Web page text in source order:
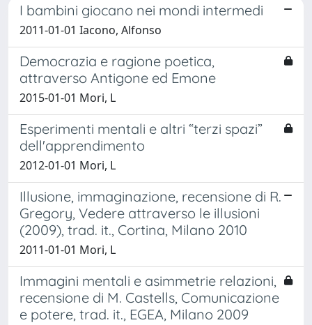
I bambini giocano nei mondi intermedi
2011-01-01 Iacono, Alfonso
Democrazia e ragione poetica,
attraverso Antigone ed Emone
2015-01-01 Mori, L
Esperimenti mentali e altri “terzi spazi”
dell'apprendimento
2012-01-01 Mori, L
Illusione, immaginazione, recensione di R.
Gregory, Vedere attraverso le illusioni
(2009), trad. it., Cortina, Milano 2010
2011-01-01 Mori, L
Immagini mentali e asimmetrie relazioni,
recensione di M. Castells, Comunicazione
e potere, trad. it., EGEA, Milano 2009